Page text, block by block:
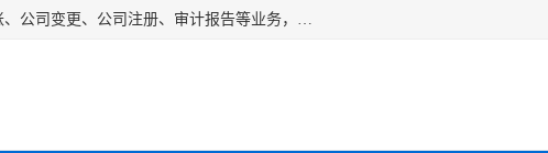
湘潭纳川会计服务有限公司主营从事：湘潭公司账务清理、湘潭公司注销、代理记账、公司变更、公司注册、审计报告等业务，公司设立有专门的代理注册部门，现有工商代办专员，部门经理从事工商代办多年，对各地区公司注册、公司变更、进出口业务等流程以及各行业公司注册、变更所需注意的细节都非常熟悉。